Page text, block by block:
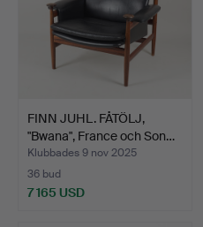
FINN JUHL. FÅTÖLJ,
"Bwana", France och Son…
Klubbades 9 nov 2025
36 bud
7 165 USD